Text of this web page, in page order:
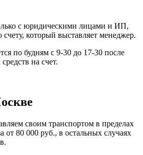
с юридическими лицами и ИП,
счету, который выставляет менеджер.
по будням с 9-30 до 17-30 после
на счет.
своим транспортом в пределах
80 000 руб., в остальных случаях